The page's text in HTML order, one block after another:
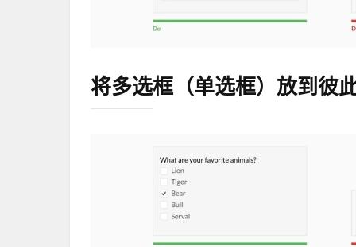
将多选框（单选框）放到彼